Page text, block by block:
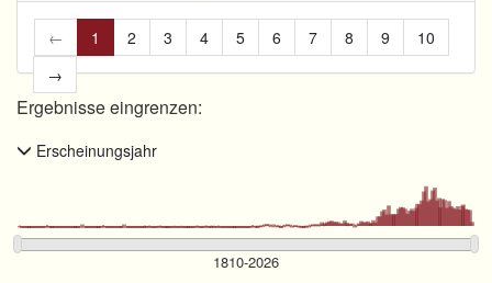
← 1 2 3 4 5 6 7 8 9
10
→
Ergebnisse eingrenzen:
Erscheinungsjahr